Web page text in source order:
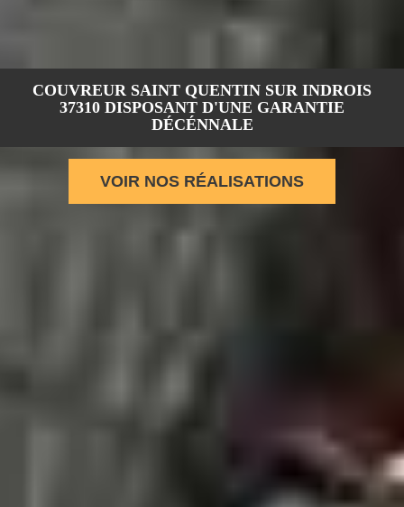
COUVREUR SAINT QUENTIN SUR INDROIS
37310 DISPOSANT D'UNE GARANTIE
DÉCÉNNALE
VOIR NOS RÉALISATIONS